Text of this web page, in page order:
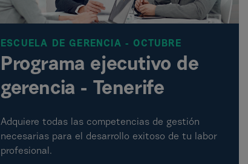
ESCUELA DE GERENCIA - OCTUBRE
Programa ejecutivo de
gerencia - Tenerife
Adquiere todas las competencias de gestión
necesarias para el desarrollo exitoso de tu labor
profesional.